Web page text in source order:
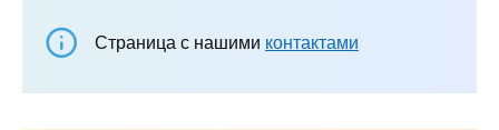
Страница с нашими контактами